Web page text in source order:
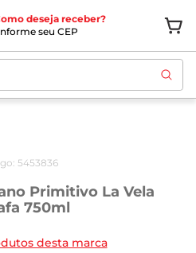
deseja receber?
seu CEP
: 5453836
Primitivo La Vela
750ml
desta marca